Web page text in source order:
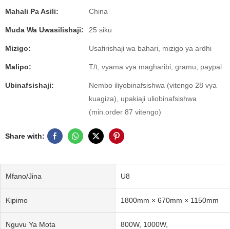
Mahali Pa Asili: China
Muda Wa Uwasilishaji: 25 siku
Mizigo: Usafirishaji wa bahari, mizigo ya ardhi
Malipo: T/t, vyama vya magharibi, gramu, paypal
Ubinafsishaji:
Nembo iliyobinafsishwa (vitengo 28 vya
kuagiza), upakiaji uliobinafsishwa
(min.order 87 vitengo)
Share with:
Mfano/Jina U8
Kipimo 1800mm × 670mm × 1150mm
Nguvu Ya Mota 800W, 1000W,